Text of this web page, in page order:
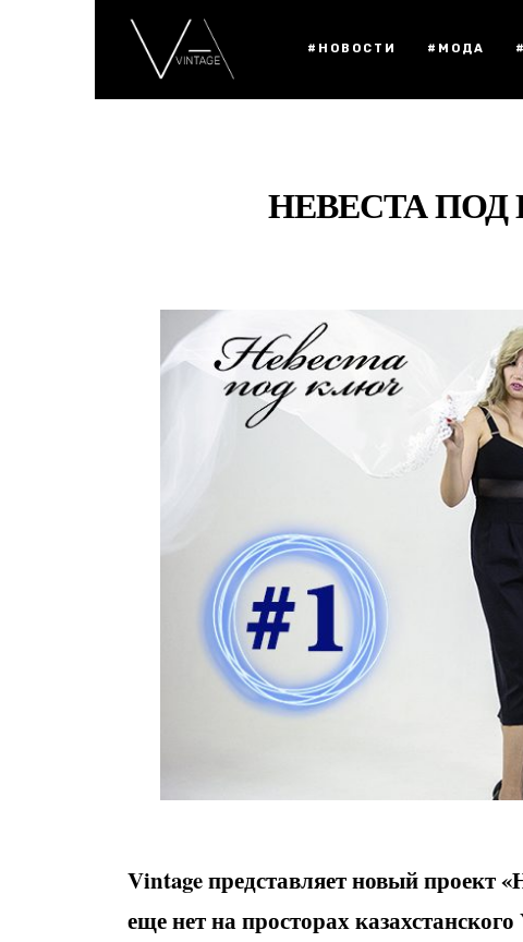
#НОВОСТИ #МОДА
НЕВЕСТА ПОД
Vintageпредставляет новый проект
еще нет на просторах казахстанского